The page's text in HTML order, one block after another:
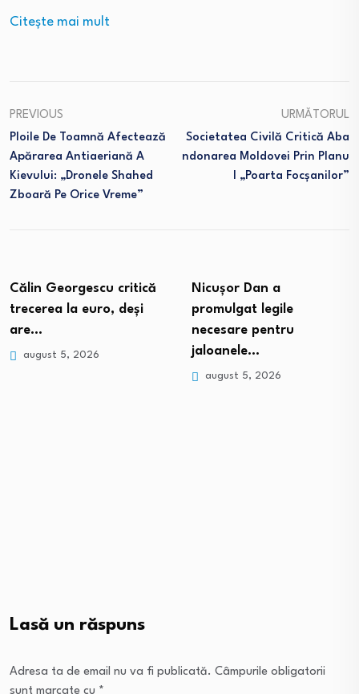
Citeşte mai mult
PREVIOUS
Ploile De Toamnă Afectează
Apărarea Antiaeriană A
Kievului: „Dronele Shahed
Zboară Pe Orice Vreme”
URMĂTORUL
Societatea Civilă Critică Aba
Ndonarea Moldovei Prin Planu
L „Poarta Focșanilor”
Călin Georgescu critică
trecerea la euro, deși
are…
august 5, 2026
Nicușor Dan a
promulgat legile
necesare pentru
jaloanele…
august 5, 2026
Lasă un răspuns
Adresa ta de email nu va fi publicată. Câmpurile obligatorii
sunt marcate cu *